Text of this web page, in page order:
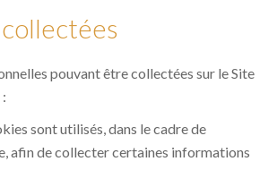
pouvant être collectées sur le Site
sont utilisés, dans le cadre de
afin de collecter certaines informations